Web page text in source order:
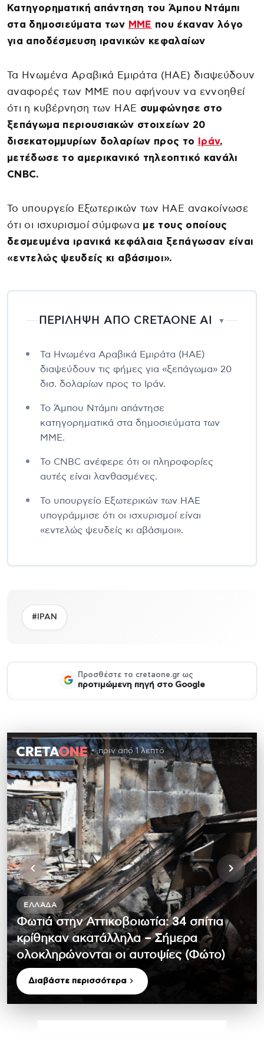
Κατηγορηματική απάντηση του Άμπου Ντάμπι
στα δημοσιεύματα των ΜΜΕ που έκαναν λόγο
για αποδέσμευση ιρανικών κεφαλαίων
Τα Ηνωμένα Αραβικά Εμιράτα (ΗΑΕ) διαψεύδουν
αναφορές των ΜΜΕ που αφήνουν να εννοηθεί
ότι η κυβέρνηση των ΗΑΕ συμφώνησε στο
ξεπάγωμα περιουσιακών στοιχείων 20
δισεκατομμυρίων δολαρίων προς το
Ιράν,
μετέδωσε το αμερικανικό τηλεοπτικό κανάλι
CNBC.
Το υπουργείο Εξωτερικών των ΗΑΕ ανακοίνωσε
ότι οι ισχυρισμοί σύμφωνα με τους οποίους
δεσμευμένα ιρανικά κεφάλαια ξεπάγωσαν είναι
«εντελώς ψευδείς κι αβάσιμοι».
ΠΕΡΙΛΗΨΗ ΑΠΟ CRETAONE AI ▼
Τα Ηνωμένα Αραβικά Εμιράτα (ΗΑΕ)
διαψεύδουν τις φήμες για «ξεπάγωμα» 20
δισ. δολαρίων προς το Ιράν.
Το Άμπου Ντάμπι απάντησε
κατηγορηματικά στα δημοσιεύματα των
ΜΜΕ.
Το CNBC ανέφερε ότι οι πληροφορίες
αυτές είναι λανθασμένες.
Το υπουργείο Εξωτερικών των ΗΑΕ
υπογράμμισε ότι οι ισχυρισμοί είναι
«εντελώς ψευδείς κι αβάσιμοι».
#ΙΡΑΝ
Προσθέστε το cretaone.gr ως
προτιμώμενη πηγή στο Google
πριν από 1 λεπτό
ΕΛΛΆΔΑ
Φωτιά στην Αττικοβοιωτία: 34 σπίτια
κρίθηκαν ακατάλληλα – Σήμερα
ολοκληρώνονται οι αυτοψίες (Φώτο)
Διαβάστε περισσότερα